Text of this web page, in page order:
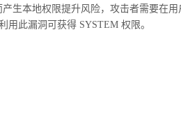
生本地权限提升风险，攻击者需要在用
此漏洞可获得 SYSTEM 权限。